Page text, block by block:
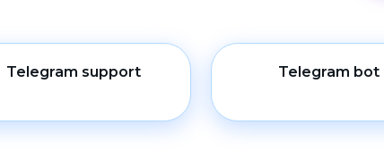
Telegram support Telegram bot